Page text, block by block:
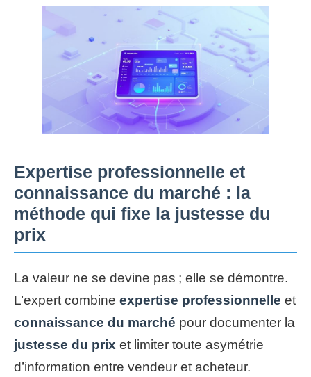
Expertise professionnelle et
connaissance du marché : la
méthode qui fixe la justesse du
prix
La valeur ne se devine pas ; elle se démontre.
L’expert combine expertise professionnelle et
connaissance du marché pour documenter la
justesse du prix et limiter toute asymétrie
d’information entre vendeur et acheteur.